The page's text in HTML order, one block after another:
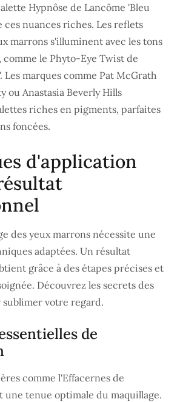
Hypnôse de Lancôme 'Bleu
nuances riches. Les reflets
marrons s'illuminent avec les tons
le Phyto-Eye Twist de
Les marques comme Pat McGrath
ou Anastasia Beverly Hills
riches en pigments, parfaites
foncées.
d'application
des yeux marrons nécessite une
adaptées. Un résultat
grâce à des étapes précises et
Découvrez les secrets des
votre regard.
de
comme l'Effacernes de
une tenue optimale du maquillage.